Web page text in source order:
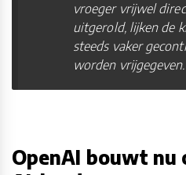
vroeger vrijwel
uitgerold, lijken de
steeds vaker
worden vrijgegeven.
OpenAI bouwt nu